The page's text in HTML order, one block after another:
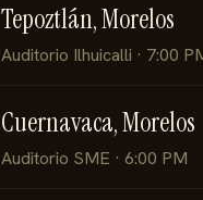
Tepoztlán, Morelos
Auditorio Ilhuicalli · 7:00
Cuernavaca, Morelos
Auditorio SME · 6:00 PM